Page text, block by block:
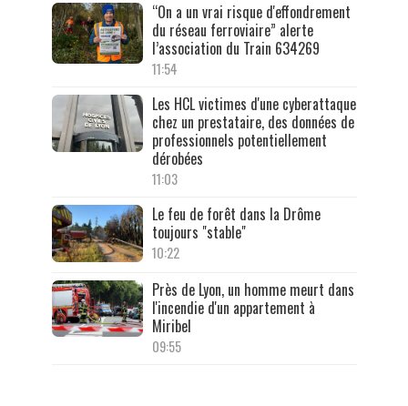
“On a un vrai risque d'effondrement
du réseau ferroviaire” alerte
l’association du Train 634269
11:54
Les HCL victimes d'une cyberattaque
chez un prestataire, des données de
professionnels potentiellement
dérobées
11:03
Le feu de forêt dans la Drôme
toujours "stable"
10:22
Près de Lyon, un homme meurt dans
l'incendie d'un appartement à
Miribel
09:55